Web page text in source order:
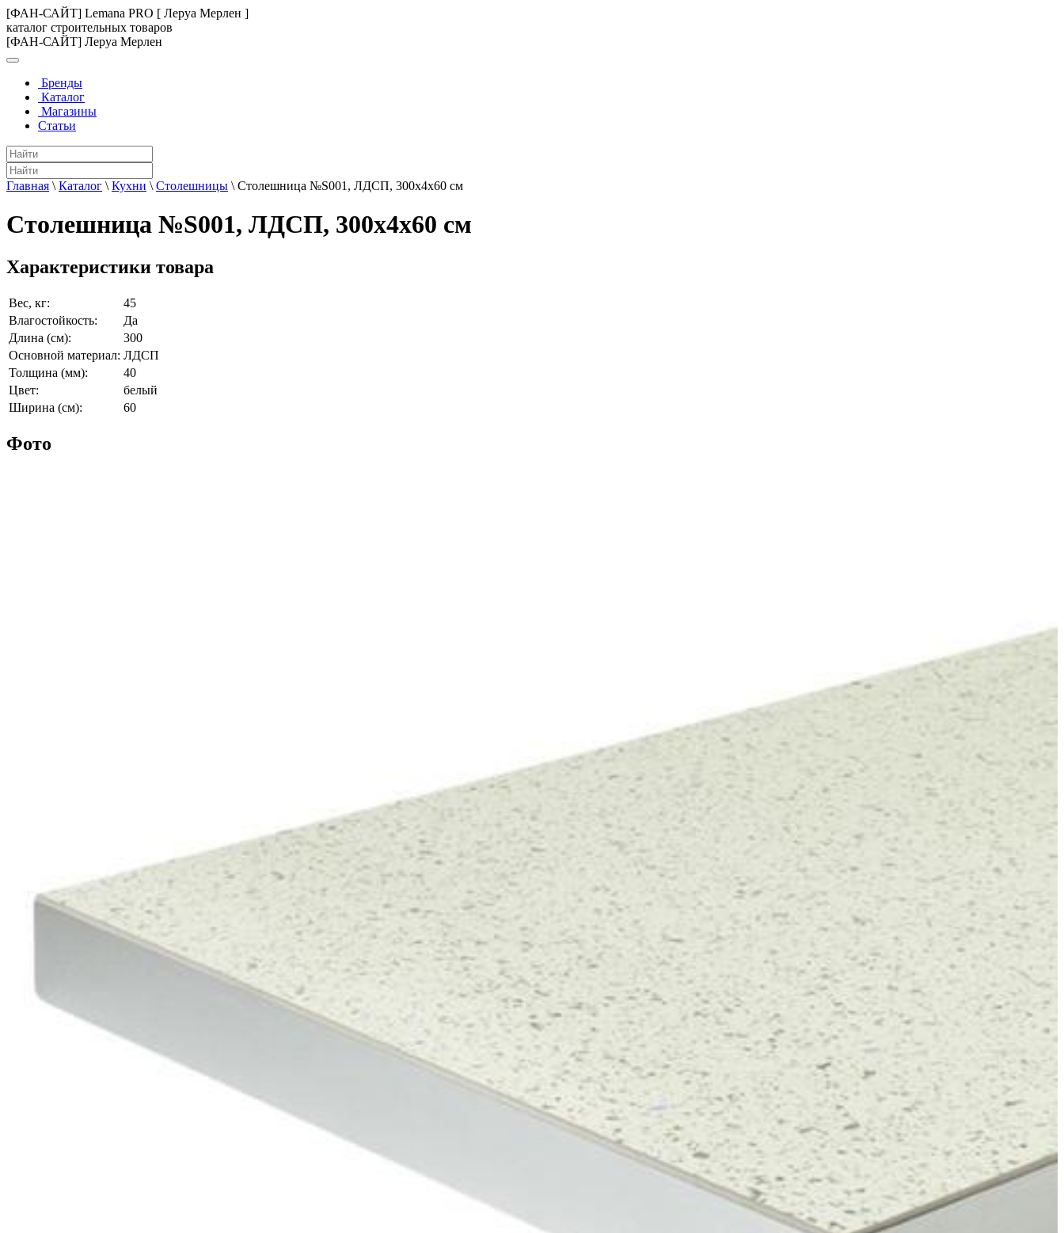
[ФАН-САЙТ] Lemana PRO [ Леруа Мерлен ]
каталог строительных товаров
[ФАН-САЙТ] Леруа Мерлен
Бренды
Каталог
Магазины
Статьи
Главная \ Каталог \ Кухни \ Столешницы \ Столешница №S001, ЛДСП, 300х4х60 см
Столешница №S001, ЛДСП, 300х4х60 см
Характеристики товара
Вес, кг:
45
Влагостойкость:
Да
Длина (см):
300
Основной материал: ЛДСП
Толщина (мм):
40
Цвет:
белый
Ширина (см):
60
Фото